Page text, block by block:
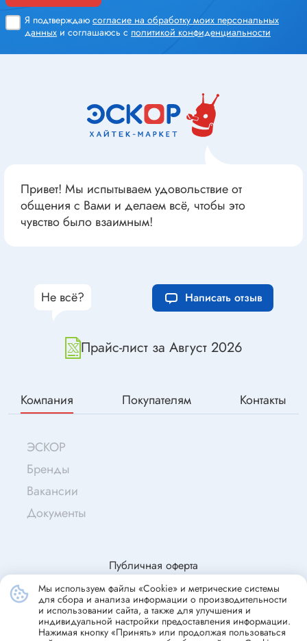
Я подтверждаю согласие на обработку моих персональных
данных и соглашаюсь с политикой конфиденциальности
Привет! Мы испытываем удовольствие от
общения с Вами и делаем всё, чтобы это
чувство было взаимным!
Прайс-лист за Август 2026
Не всё? Написать отзыв
Компания Покупателям Контакты
ЭСКОР
Бренды
Вакансии
Документы
© Эскор, 2009—2026
Согласие на обработку персональных данных
Публичная оферта
Мы используем файлы «Cookie» и метрические системы
для сбора и анализа информации о производительности
и использовании сайта, а также для улучшения и
индивидуальной настройки предоставления информации.
Нажимая кнопку «Принять» или продолжая пользоваться